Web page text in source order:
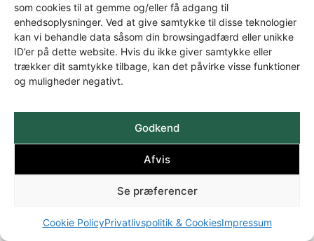
som cookies til at gemme og/eller få adgang til
enhedsoplysninger. Ved at give samtykke til disse teknologier
kan vi behandle data såsom din browsingadfærd eller unikke
ID’er på dette website. Hvis du ikke giver samtykke eller
trækker dit samtykke tilbage, kan det påvirke visse funktioner
og muligheder negativt.
Godkend
Afvis
Se præferencer
Cookie PolicyPrivatlivspolitik & CookiesImpressum
The
bagel
story
Download
catalog
ApS
Aa.
Louis-
Hansens
Allé 2
Espergærde
22 35 94
info@missbagel.dk
Instagram